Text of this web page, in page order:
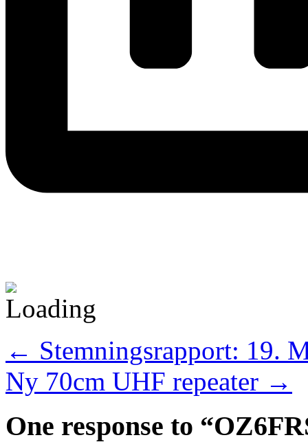
← Stemningsrapport: 19.
Ny 70cm UHF repeater →
One response to “